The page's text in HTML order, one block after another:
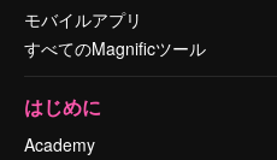
モバイルアプリ
すべてのMagnificツール
はじめに
Academy